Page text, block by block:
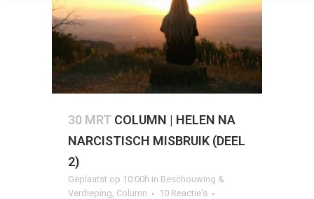
30 MRT COLUMN | HELEN NA
NARCISTISCH MISBRUIK (DEEL
2)
Geplaatst op 10:00h in Beschouwing &
Verdieping Column
10 Reactie's